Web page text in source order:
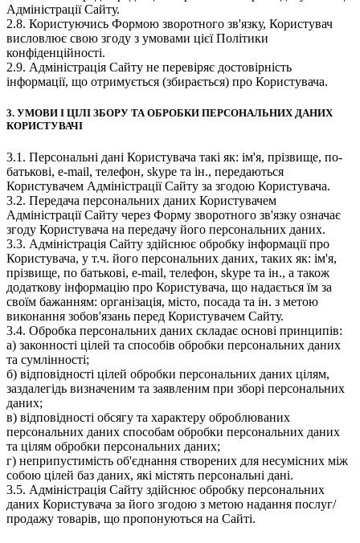
Адміністрації Сайту.
2.8. Користуючись Формою зворотного зв'язку, Користувач
висловлює свою згоду з умовами цієї Політики
конфіденційності.
2.9. Адміністрація Сайту не перевіряє достовірність
інформації, що отримується (збирається) про Користувача.
3. УМОВИ І ЦІЛІ ЗБОРУ ТА ОБРОБКИ ПЕРСОНАЛЬНИХ ДАНИХ
КОРИСТУВАЧІ
3.1. Персональні дані Користувача такі як: ім'я, прізвище, по-
батькові, e-mail, телефон, skype та ін., передаються
Користувачем Адміністрації Сайту за згодою Користувача.
3.2. Передача персональних даних Користувачем
Адміністрації Сайту через Форму зворотного зв'язку означає
згоду Користувача на передачу його персональних даних.
3.3. Адміністрація Сайту здійснює обробку інформації про
Користувача, у т.ч. його персональних даних, таких як: ім'я,
прізвище, по батькові, e-mail, телефон, skype та ін., а також
додаткову інформацію про Користувача, що надається їм за
своїм бажанням: організація, місто, посада та ін. з метою
виконання зобов'язань перед Користувачем Сайту.
3.4. Обробка персональних даних складає основі принципів:
а) законності цілей та способів обробки персональних даних
та сумлінності;
б) відповідності цілей обробки персональних даних цілям,
заздалегідь визначеним та заявленим при зборі персональних
даних;
в) відповідності обсягу та характеру оброблюваних
персональних даних способам обробки персональних даних
та цілям обробки персональних даних;
г) неприпустимість об'єднання створених для несумісних між
собою цілей баз даних, які містять персональні дані.
3.5. Адміністрація Сайту здійснює обробку персональних
даних Користувача за його згодою з метою надання послуг/
продажу товарів, що пропонуються на Сайті.